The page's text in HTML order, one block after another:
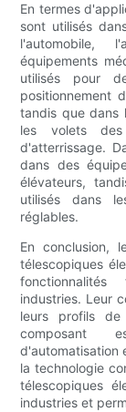
En termes
sont utilisés
l'automobile,
équipements
utilisés pour
positionnement
tandis que dans
les volets
d'atterrissage.
dans des
élévateurs,
utilisés dans
réglables.
En conclusion,
télescopiques
industries. Leur
leurs profils de
composant
d'automatisation
la technologie
télescopiques
industries et